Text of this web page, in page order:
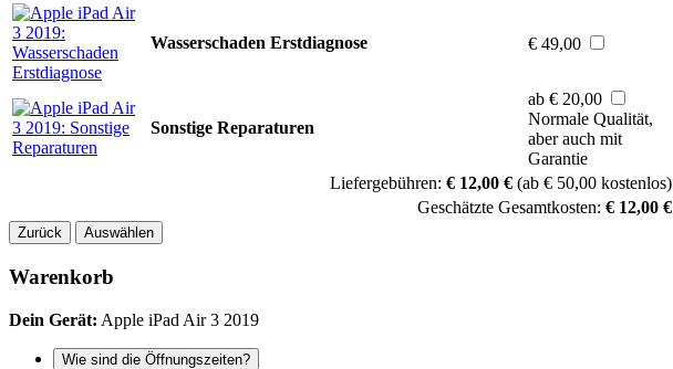
Wasserschaden Erstdiagnose € 49,00
Sonstige Reparaturen
ab € 20,00
Normale Qualität,
aber auch mit
Garantie
Liefergebühren: € 12,00 € (ab € 50,00 kostenlos)
Geschätzte Gesamtkosten: € 12,00 €
Zurück Auswählen
Warenkorb
Dein Gerät: Apple iPad Air 3 2019
Wie sind die Öffnungszeiten?